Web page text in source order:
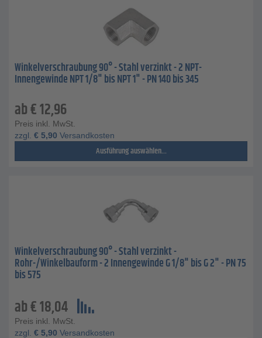
Winkelverschraubung 90° - Stahl verzinkt - 2 NPT-
Innengewinde NPT 1/8" bis NPT 1" - PN 140 bis 345
ab€12,96
Preis inkl. MwSt.
zzgl. € 5,90 Versandkosten
Ausführung auswählen...
Winkelverschraubung 90° - Stahl verzinkt -
Rohr-/Winkelbauform - 2 Innengewinde G 1/8" bis G 2" - PN 75
bis 575
ab€18,04
Preis inkl. MwSt.
zzgl. € 5,90 Versandkosten